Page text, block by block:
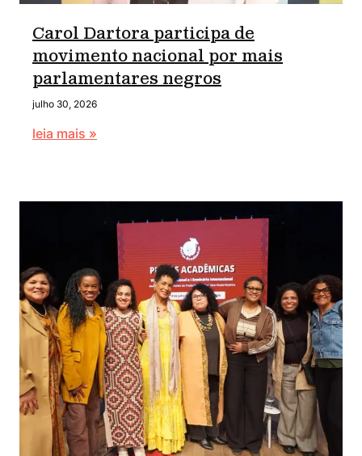
Carol Dartora participa de
movimento nacional por mais
parlamentares negros
julho 30, 2026
leia mais »